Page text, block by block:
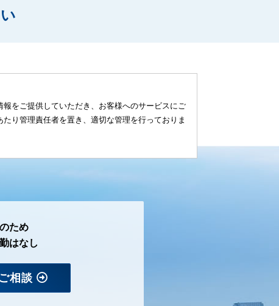
をご提供していただき、お客様へのサービスにご
り管理責任者を置き、適切な管理を行っておりま
ため
はなし
相談